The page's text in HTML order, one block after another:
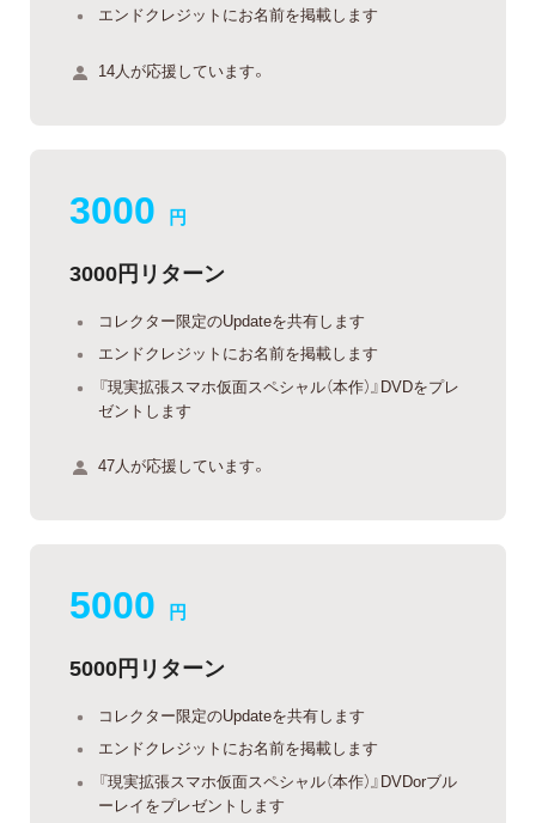
エンドクレジットにお名前を掲載します
14人が応援しています。
3000 円
3000円リターン
コレクター限定のUpdateを共有します
エンドクレジットにお名前を掲載します
『現実拡張スマホ仮面スペシャル（本作）』DVDをプレ
ゼントします
47人が応援しています。
5000 円
5000円リターン
コレクター限定のUpdateを共有します
エンドクレジットにお名前を掲載します
『現実拡張スマホ仮面スペシャル（本作）』DVDorブル
ーレイをプレゼントします